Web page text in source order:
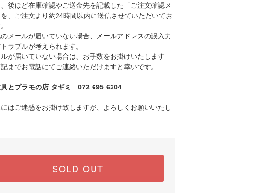
後ほど在庫確認やご送金先を記載した「ご注文確認メ
、ご注文より約24時間以内に送信させていただいてお
メールが届いていない場合、メールアドレスの誤入力
ラブルが考えられます。
が届いていない場合は、お手数をお掛けいたします
までお電話にてご連絡いただけますと幸いです。
具とプラモの店 タギミ 072-695-6304
はご迷惑をお掛け致しますが、よろしくお願いいたし
SOLD OUT